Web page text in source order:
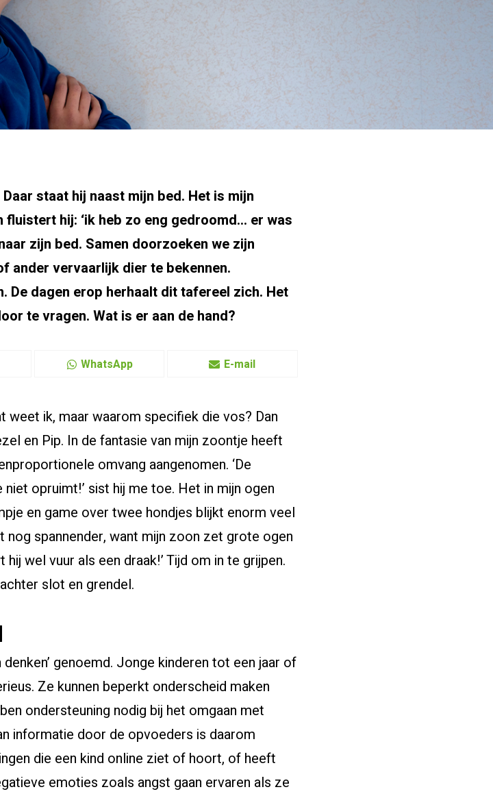
staat hij naast mijn bed. Het is mijn
hij: ‘ik heb zo eng gedroomd… er was
zijn bed. Samen doorzoeken we zijn
ander vervaarlijk dier te bekennen.
De dagen erop herhaalt dit tafereel zich. Het
te vragen. Wat is er aan de hand?
WhatsApp E-mail
ik, maar waarom specifiek die vos? Dan
en Pip. In de fantasie van mijn zoontje heeft
omvang aangenomen. ‘De
opruimt!’ sist hij me toe. Het in mijn ogen
en game over twee hondjes blijkt enorm veel
nog spannender, want mijn zoon zet grote ogen
wel vuur als een draak!’ Tijd om in te grijpen.
slot en grendel.
genoemd. Jonge kinderen tot een jaar of
Ze kunnen beperkt onderscheid maken
ondersteuning nodig bij het omgaan met
informatie door de opvoeders is daarom
die een kind online ziet of hoort, of heeft
emoties zoals angst gaan ervaren als ze